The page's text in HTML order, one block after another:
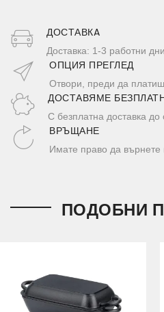
ДОСТАВКA
Доставка: 1-3 работни дни
ОПЦИЯ ПРЕГЛЕД
Отвори, преди да платиш
ДОСТАВЯМЕ
С безплатна доставка
ВРЪЩАНЕ
Имате право да върнете
ПОДОБНИ